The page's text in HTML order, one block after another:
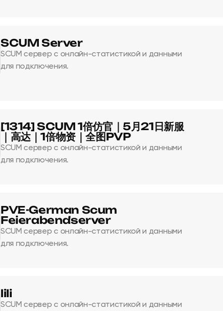
SCUM Server
SCUM сервер с онлайн-статистикой и данными
для подключения.
[1314] SCUM 1倍仿官｜5月21日新服
｜高达｜1倍物资｜全图PVP
SCUM сервер с онлайн-статистикой и данными
для подключения.
PVE-German Scum
Feierabendserver
SCUM сервер с онлайн-статистикой и данными
для подключения.
lili
SCUM сервер с онлайн-статистикой и данными